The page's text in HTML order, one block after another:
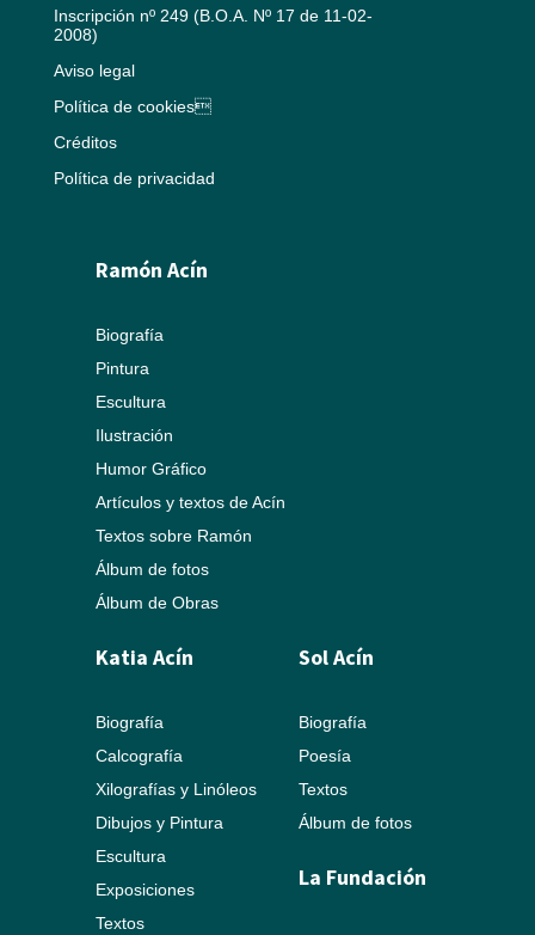
Inscripción nº 249 (B.O.A. Nº 17 de 11-02-
2008)
Aviso legal
Política de cookies
Créditos
Política de privacidad
Ramón Acín
Biografía
Pintura
Escultura
Ilustración
Humor Gráfico
Artículos y textos de Acín
Textos sobre Ramón
Álbum de fotos
Álbum de Obras
Katia Acín
Biografía
Calcografía
Xilografías y Linóleos
Dibujos y Pintura
Escultura
Exposiciones
Textos
Sol Acín
Biografía
Poesía
Textos
Álbum de fotos
La Fundación